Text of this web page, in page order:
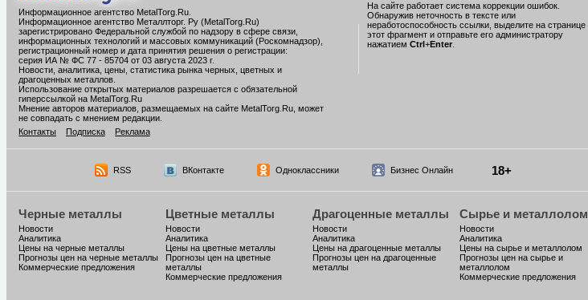
Информационное агентство MetalTorg.Ru
Информационное агентство Металлторг. Ру (MetalTorg.Ru)
зарегистрировано Федеральной службой по надзору в сфере связи,
информационных технологий и массовых коммуникаций (Роскомнадзор),
регистрационный номер и дата принятия решения о регистрации:
серия ИА № ФС 77 - 85704 от 03 августа 2023 г.
Новости, аналитика, цены, статистика рынка черных, цветных и
драгоценных металлов.
Использование открытых материалов разрешается с обязательной
гиперссылкой на MetalTorg.Ru
Мнение авторов материалов, размещаемых на сайте MetalTorg.Ru, может
не совпадать с мнением редакции.
Контакты
Подписка Реклама
На сайте работает система коррекции ошибок.
Обнаружив неточность в тексте или
неработоспособность ссылки, выделите на странице
этот фрагмент и отправьте его администратору
нажатием Ctrl+Enter
RSS ВКонтакте Одноклассники Бизнес Онлайн 18+
Черные металлы
Новости
Аналитика
Цены на черные металлы
Прогнозы цен на черные металлы
Коммерческие предложения
Цветные металлы
Новости
Аналитика
Цены на цветные металлы
Прогнозы цен на цветные
металлы
Коммерческие предложения
Драгоценные металлы
Новости
Аналитика
Цены на драгоценные металлы
Прогнозы цен на драгоценные
металлы
Сырье и металлолом
Новости
Аналитика
Цены на сырье и металлолом
Прогнозы цен на сырье и
металлолом
Коммерческие предложения